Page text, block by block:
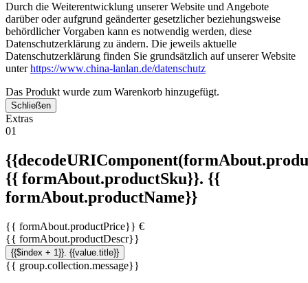
Durch die Weiterentwicklung unserer Website und Angebote
darüber oder aufgrund geänderter gesetzlicher beziehungsweise
behördlicher Vorgaben kann es notwendig werden, diese
Datenschutzerklärung zu ändern. Die jeweils aktuelle
Datenschutzerklärung finden Sie grundsätzlich auf unserer Website
unterhttps://www.china-lanlan.de/datenschutz
Das Produkt wurde zum Warenkorb hinzugefügt.
Schließen
Extras
01
{{ formAbout.productSku}}. {{
formAbout.productName}}
{{ formAbout.productPrice}} €
{{ formAbout.productDescr}}
{{$index + 1}}. {{value.title}}
{{ group.collection.message}}